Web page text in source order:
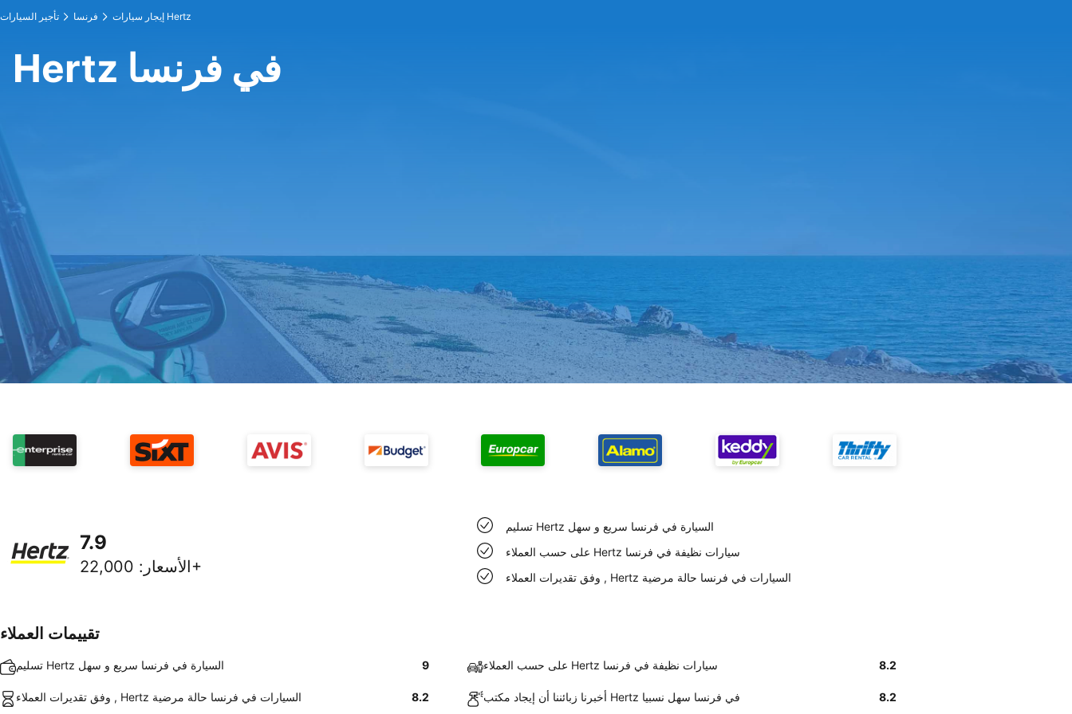
تأجير السيارات فرنسا إيجار سيارات Hertz
Hertz في فرنسا
7.9
الأسعار : 22,000+
تسليم Hertz السيارة في فرنسا سريع و سهل
على حسب العملاء Hertz سيارات نظيفة في فرنسا
وفق تقديرات العملاء , Hertz السيارات في فرنسا حالة مرضية
تقييمات العملاء
تسليم Hertz السيارة في فرنسا سريع و سهل 9 على حسب العملاء Hertz سيارات نظيفة في فرنسا 8.2
وفق تقديرات العملاء , Hertz السيارات في فرنسا حالة مرضية 8.2 أخبرنا زبائننا أن إيجاد مكتب Hertz في فرنسا سهل نسبيا 8.2